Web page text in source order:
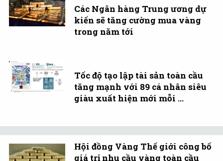
Các Ngân hàng Trung ương dự
kiến sẽ tăng cường mua vàng
trong năm tới
Tốc độ tạo lập tài sản toàn cầu
tăng mạnh với 89 cá nhân siêu
giàu xuất hiện mới mỗi ...
Hội đồng Vàng Thế giới công bố
giá trị nhu cầu vàng toàn cầu